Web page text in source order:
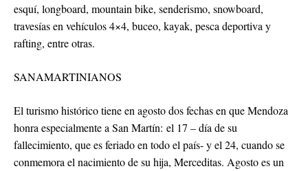
esquí, longboard, mountain bike, senderismo, snowboard,
travesías en vehículos 4×4, buceo, kayak, pesca deportiva y
rafting, entre otras.
SANAMARTINIANOS
El turismo histórico tiene en agosto dos fechas en que Mendoza
honra especialmente a San Martín: el 17 – día de su
fallecimiento, que es feriado en todo el país- y el 24, cuando se
conmemora el nacimiento de su hija, Merceditas. Agosto es un